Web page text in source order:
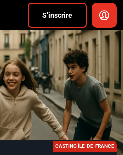
S’inscrire
ANNONCER
FAQ
S’inscrire
CONNEXION
CASTING ÎLE-DE-FRANCE